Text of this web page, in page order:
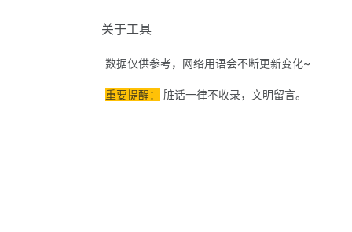
关于工具
数据仅供参考，网络用语会不断更新变化~
重要提醒： 脏话一律不收录，文明留言。